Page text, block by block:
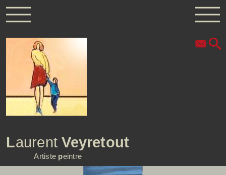
LaurentVeyretout
Artiste peintre